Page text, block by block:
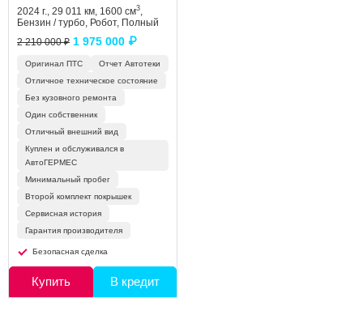
2024 г., 29 011 км, 1600 см3,
Бензин / турбо, Робот, Полный
2 210 000 ₽ 1 975 000 ₽
Оригинал ПТС
Отчет Автотеки
Отличное техническое состояние
Без кузовного ремонта
Один собственник
Отличный внешний вид
Куплен и обслуживался в
АвтоГЕРМЕС
Минимальный пробег
Второй комплект покрышек
Сервисная история
Гарантия производителя
Безопасная сделка
Купить В кредит